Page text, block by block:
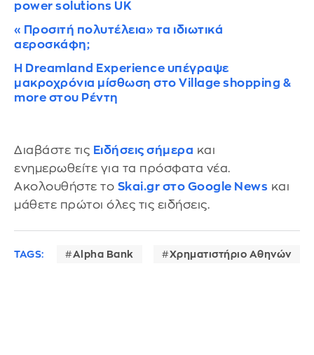
power solutions UK
«Προσιτή πολυτέλεια» τα ιδιωτικά
αεροσκάφη;
Η Dreamland Experience υπέγραψε
μακροχρόνια μίσθωση στο Village shopping &
more στου Ρέντη
Διαβάστε τις Ειδήσεις σήμερα και
ενημερωθείτε για τα πρόσφατα νέα.
Ακολουθήστε το Skai.gr στο Google News και
μάθετε πρώτοι όλες τις ειδήσεις.
TAGS: Alpha Bank Χρηματιστήριο Αθηνών